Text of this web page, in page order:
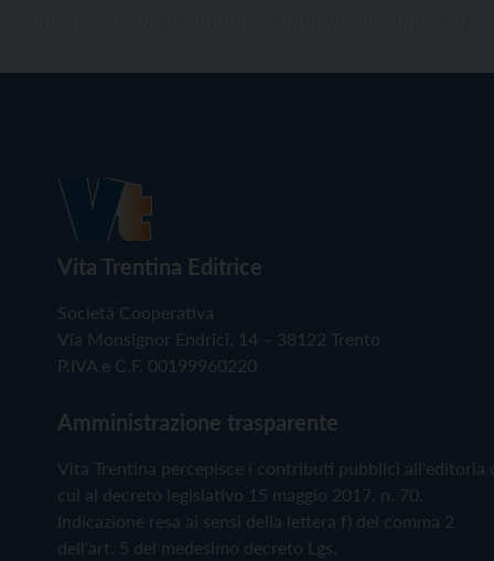
Vita Trentina Editrice
Società Cooperativa
Via Monsignor Endrici, 14 – 38122 Trento
P.IVA e C.F. 00199960220
Amministrazione trasparente
Vita Trentina percepisce i contributi pubblici all'editoria
cui al decreto legislativo 15 maggio 2017, n. 70.
Indicazione resa ai sensi della lettera f) del comma 2
dell'art. 5 del medesimo decreto Lgs.